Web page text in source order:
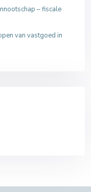
– fiscale
van vastgoed in